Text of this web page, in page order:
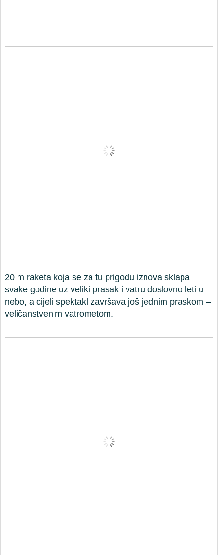
20 m raketa koja se za tu prigodu iznova sklapa
svake godine uz veliki prasak i vatru doslovno leti u
nebo, a cijeli spektakl završava još jednim praskom –
veličanstvenim vatrometom.